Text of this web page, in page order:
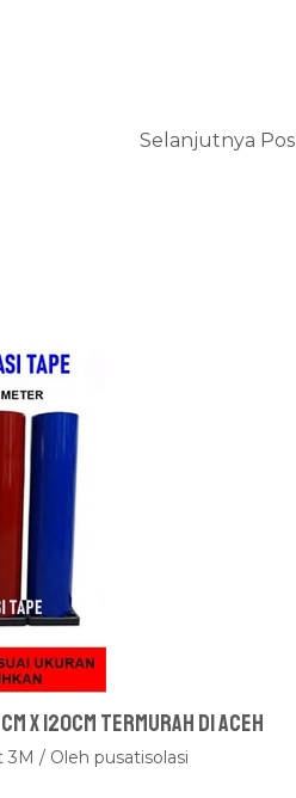
Selanjutnya Pos
x 120cm Termurah Di Aceh
3M / Oleh pusatisolasi